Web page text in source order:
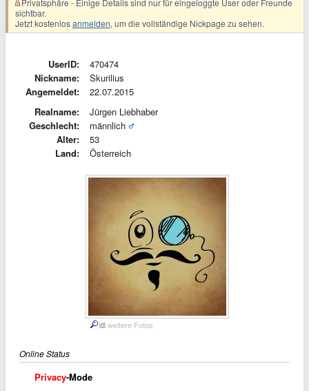
Privatsphäre - Einige Details sind nur für eingeloggte User oder Freunde
sichtbar.
Jetzt kostenlosanmelden, um die vollständige Nickpage zu sehen.
UserID:
470474
Nickname:
Skurilius
Angemeldet:
22.07.2015
Realname:
Jürgen Liebhaber
Geschlecht:
männlich
Alter:
53
Land:
Österreich
weitere Fotos
Online Status
Privacy-Mode